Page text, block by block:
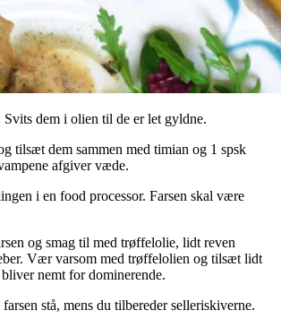
dem i olien til de er let gyldne.
tilsæt dem sammen med timian og 1 spsk
afgiver væde.
i en food processor. Farsen skal være
og smag til med trøffelolie, lidt reven
Vær varsom med trøffelolien og tilsæt lidt
nemt for dominerende.
stå, mens du tilbereder selleriskiverne.